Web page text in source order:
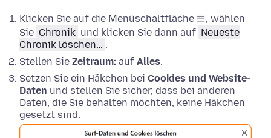
Klicken Sie auf die Menüschaltfläche
, wählen
Sie Chronik und klicken Sie dann auf Neueste
Chronik löschen… .
Stellen Sie Zeitraum: auf Alles.
Setzen Sie ein Häkchen bei Cookies und Website-
Daten und stellen Sie sicher, dass bei anderen
Daten, die Sie behalten möchten, keine Häkchen
gesetzt sind.